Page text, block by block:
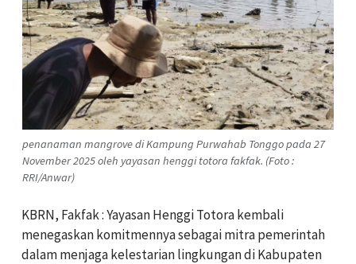
penanaman mangrove di Kampung Purwahab Tonggo pada 27
November 2025 oleh yayasan henggi totora fakfak. (Foto :
RRI/Anwar)
KBRN, Fakfak : Yayasan Henggi Totora kembali
menegaskan komitmennya sebagai mitra pemerintah
dalam menjaga kelestarian lingkungan di Kabupaten